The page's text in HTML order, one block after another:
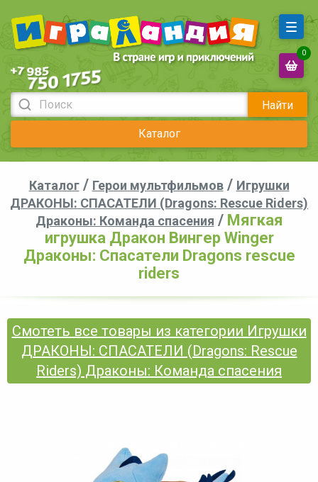
Найти
Каталог
0
Каталог/ Герои мультфильмов/ Игрушки
ДРАКОНЫ: СПАСАТЕЛИ (Dragons: Rescue Riders)
Драконы: Команда спасения / Мягкая
игрушка Дракон Вингер Winger
Драконы: Спасатели Dragons rescue
riders
Смотеть все товары из категории Игрушки
ДРАКОНЫ: СПАСАТЕЛИ (Dragons: Rescue
Riders) Драконы: Команда спасения